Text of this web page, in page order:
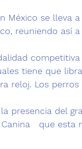
estrellas.
México se lleva
reuniendo así
tiene que
reloj. Los
que esta